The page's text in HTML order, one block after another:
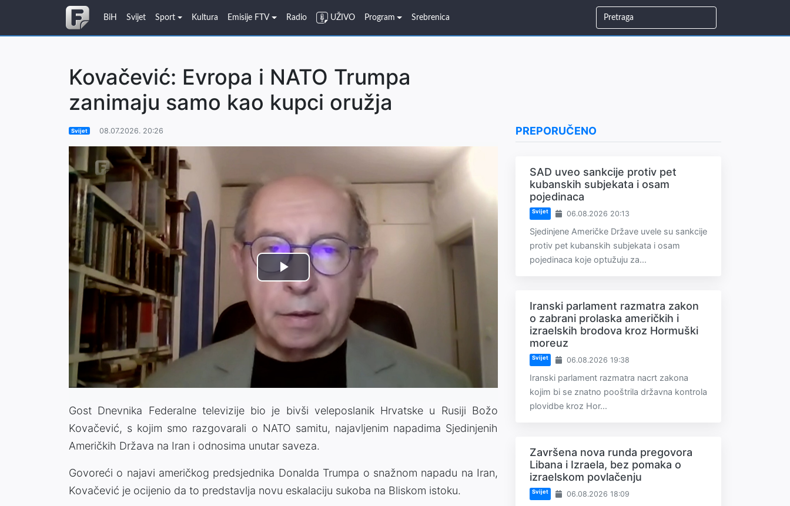
BiH Svijet Sport Kultura Emisije FTV Radio UŽIVO Program Srebrenica
Kovačević: Evropa i NATO Trumpa
zanimaju samo kao kupci oružja
Svijet 08.07.2026. 20:26
Play
Video
Gost Dnevnika Federalne televizije bio je bivši veleposlanik Hrvatske u Rusiji Božo
Kovačević, s kojim smo razgovarali o NATO samitu, najavljenim napadima Sjedinjenih
Američkih Država na Iran i odnosima unutar saveza.
Govoreći o najavi američkog predsjednika Donalda Trumpa o snažnom napadu na Iran,
Kovačević je ocijenio da to predstavlja novu eskalaciju sukoba na Bliskom istoku.
PREPORUČENO
SAD uveo sankcije protiv pet
kubanskih subjekata i osam
pojedinaca
Svijet 06.08.2026 20:13
Sjedinjene Američke Države uvele su sankcije
protiv pet kubanskih subjekata i osam
pojedinaca koje optužuju za...
Iranski parlament razmatra zakon
o zabrani prolaska američkih i
izraelskih brodova kroz Hormuški
moreuz
Svijet 06.08.2026 19:38
Iranski parlament razmatra nacrt zakona
kojim bi se znatno pooštrila državna kontrola
plovidbe kroz Hor...
Završena nova runda pregovora
Libana i Izraela, bez pomaka o
izraelskom povlačenju
Svijet 06.08.2026 18:09